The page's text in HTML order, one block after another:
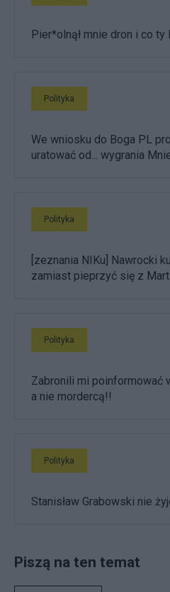
Pier*olnął mnie dron i co ty
Polityka
We wniosku do Boga PL
uratować od... wygrania
Polityka
[zeznania NIKu] Nawrocki
zamiast pieprzyć się z
Polityka
Zabronili mi poinformować
a nie mordercą!!
Polityka
Stanisław Grabowski nie
Piszą na ten temat